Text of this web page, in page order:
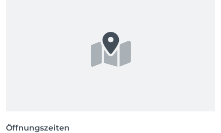
Öffnungszeiten